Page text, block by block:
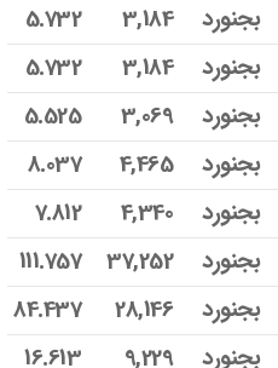
بجنورد 3,184
5.732
بجنورد 3,184
5.732
بجنورد 3,069
5.525
بجنورد 4,465
8.037
بجنورد 4,340
7.812
بجنورد 37,252
111.757
بجنورد 28,146
84.437
بجنورد 9,229
16.613